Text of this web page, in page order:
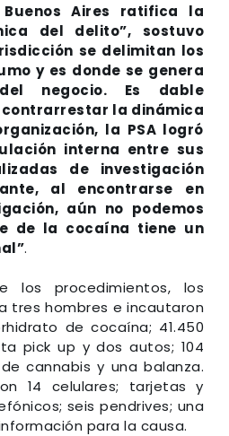
Buenos Aires ratifica la
del delito”, sostuvo
se delimitan los
y es donde se genera
negocio. Es dable
la dinámica
la PSA logró
interna entre sus
de investigación
al encontrarse en
aún no podemos
de la cocaína tiene un
.
los procedimientos, los
tres hombres e incautaron
de cocaína; 41.450
pick up y dos autos; 104
cannabis y una balanza.
14 celulares; tarjetas y
seis pendrives; una
para la causa.